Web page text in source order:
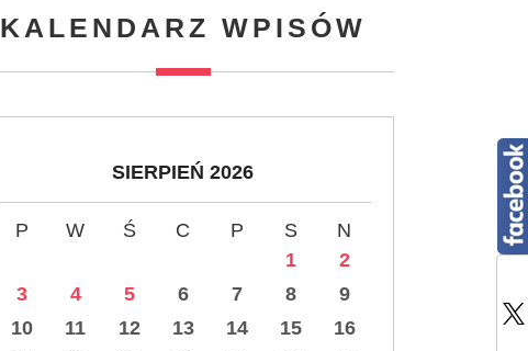
KALENDARZ WPISÓW
SIERPIEŃ 2026
P W Ś C P S
N
1
2
3
4 5 6 7 8
9
10
11 12 13 14 15
16